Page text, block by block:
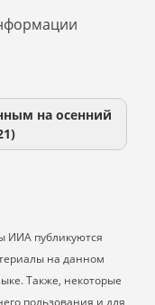
на осенний
ИИА публикуются
на данном
Также, некоторые